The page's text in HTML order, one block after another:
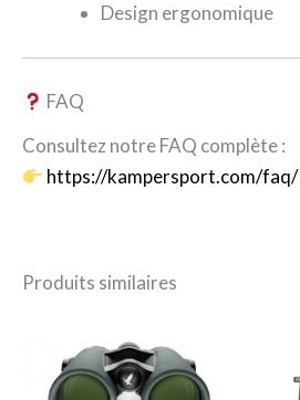
Design ergonomique
FAQ
Consultez notre FAQ complète :
https://kampersport.com/faq/
Produits similaires
prix
initial
était :
actuel
est :